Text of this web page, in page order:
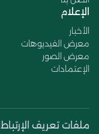
الإعلام
الأخبار
معرض الفيديوهات
معرض الصور
الإعتمادات
ملفات تعريف الإرتباط